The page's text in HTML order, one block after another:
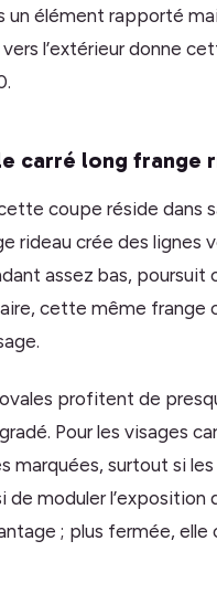
un élément rapporté
l’extérieur donne
carré long frange
coupe réside dans
rideau crée des
assez bas, poursuit
cette même frange
profitent de
Pour les visages
marquées, surtout si
de moduler
; plus fermée,